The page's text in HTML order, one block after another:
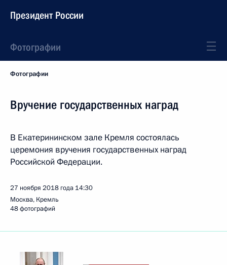
Президент России
Фотографии
Фотографии
Вручение государственных наград
В Екатерининском зале Кремля состоялась
церемония вручения государственных наград
Российской Федерации.
27 ноября 2018 года 14:30
Москва, Кремль
48 фотографий